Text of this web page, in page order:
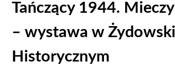
Tańczący 1944.
– wystawa w
Historycznym